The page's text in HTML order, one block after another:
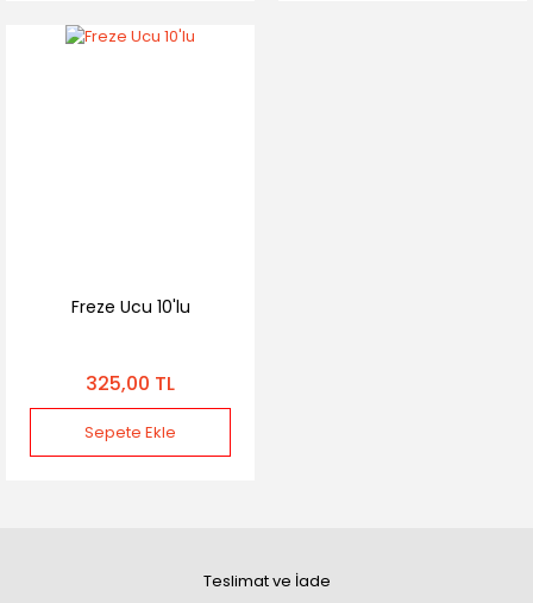
Freze Ucu 10'lu
325,00 TL
Sepete Ekle
Teslimat ve İade